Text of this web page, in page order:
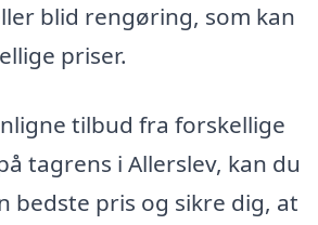
blid rengøring, som kan
priser.
tilbud fra forskellige
tagrens i Allerslev, kan du
bedste pris og sikre dig, at